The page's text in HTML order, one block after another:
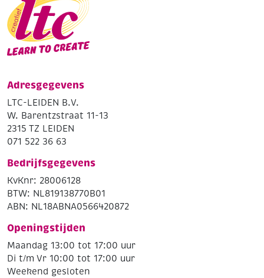
Adresgegevens
LTC-LEIDEN B.V.
W. Barentzstraat 11-13
2315 TZ LEIDEN
071 522 36 63
Bedrijfsgegevens
KvKnr: 28006128
BTW: NL819138770B01
ABN: NL18ABNA0566420872
Openingstijden
Maandag 13:00 tot 17:00 uur
Di t/m Vr 10:00 tot 17:00 uur
Weekend gesloten